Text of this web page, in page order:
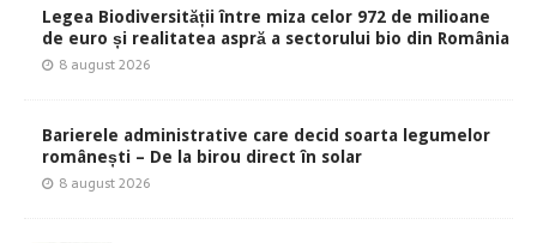
Legea Biodiversității între miza celor 972 de milioane
de euro și realitatea aspră a sectorului bio din România
8 august 2026
Barierele administrative care decid soarta legumelor
românești – De la birou direct în solar
8 august 2026